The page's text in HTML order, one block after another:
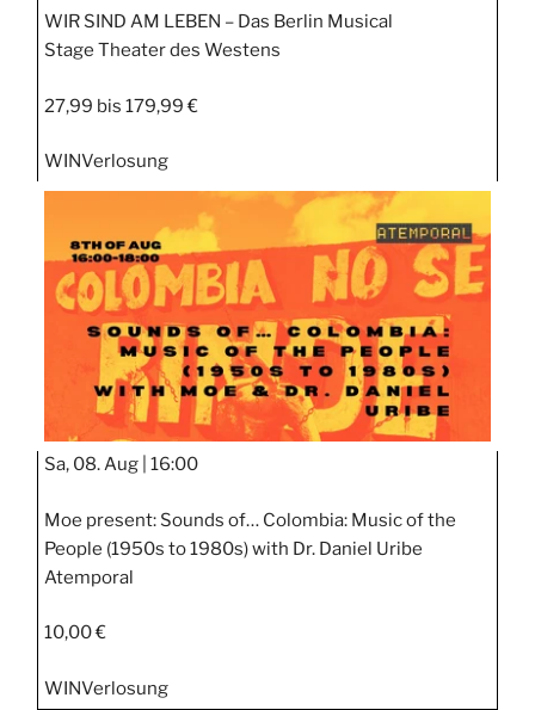
WIR SIND AM LEBEN – Das Berlin Musical
Stage Theater des Westens
27,99 bis 179,99 €
WINVerlosung
Sa, 08. Aug | 16:00
Moe present: Sounds of… Colombia: Music of the
People (1950s to 1980s) with Dr. Daniel Uribe
Atemporal
10,00 €
WINVerlosung